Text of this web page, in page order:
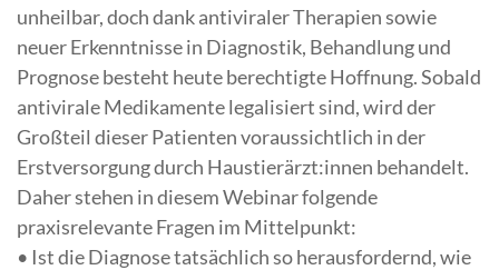
unheilbar, doch dank antiviraler Therapien sowie
neuer Erkenntnisse in Diagnostik, Behandlung und
Prognose besteht heute berechtigte Hoffnung. Sobald
antivirale Medikamente legalisiert sind, wird der
Großteil dieser Patienten voraussichtlich in der
Erstversorgung durch Haustierärzt:innen behandelt.
Daher stehen in diesem Webinar folgende
praxisrelevante Fragen im Mittelpunkt:
• Ist die Diagnose tatsächlich so herausfordernd, wie